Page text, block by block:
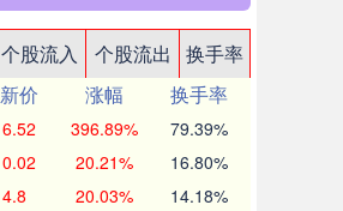
个股流入 个股流出
换手率
价 涨幅
换手率
396.89% 79.39%
20.21% 16.80%
20.03% 14.18%